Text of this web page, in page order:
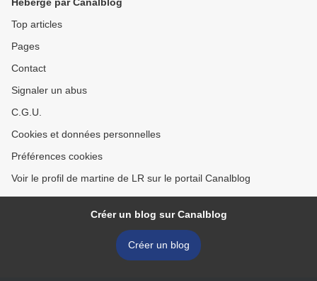
Top articles
Pages
Contact
Signaler un abus
C.G.U.
Cookies et données personnelles
Préférences cookies
Voir le profil de martine de LR sur le portail Canalblog
Créer un blog sur Canalblog
Créer un blog